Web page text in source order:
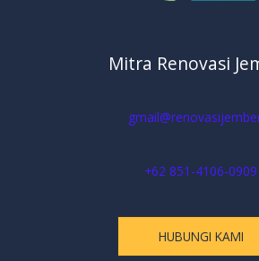
Mitra Renovasi
+62 851-4106-0909
HUBUNGI KAMI